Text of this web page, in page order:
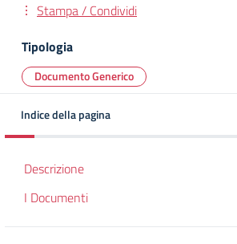
Stampa / Condividi
Tipologia
Documento Generico
Indice della pagina
Descrizione
I Documenti